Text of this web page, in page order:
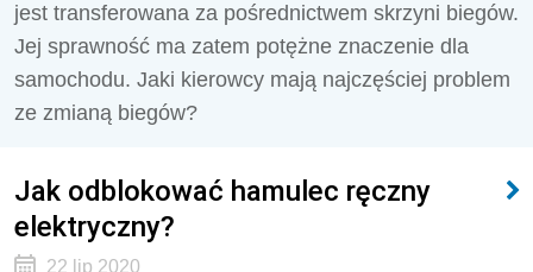
jest transferowana za pośrednictwem skrzyni biegów.
Jej sprawność ma zatem potężne znaczenie dla
samochodu. Jaki kierowcy mają najczęściej problem
ze zmianą biegów?
Jak odblokować hamulec ręczny
elektryczny?
22 lip 2020